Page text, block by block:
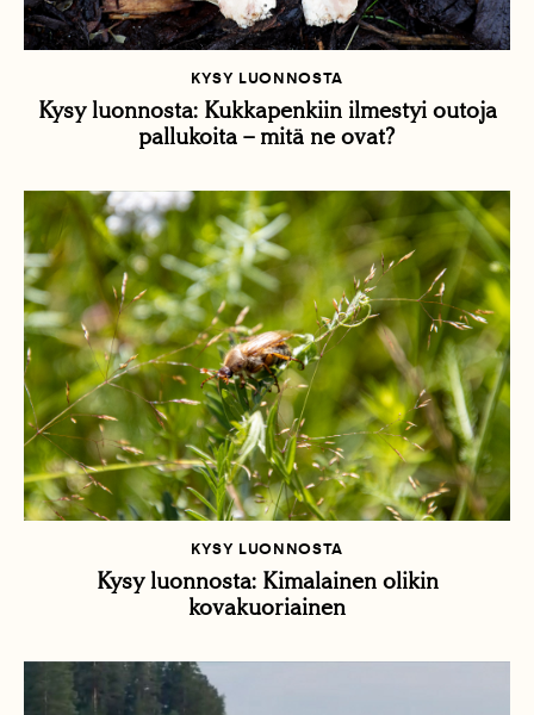
KYSY LUONNOSTA
Kysy luonnosta: Kukkapenkiin ilmestyi outoja
pallukoita – mitä ne ovat?
KYSY LUONNOSTA
Kysy luonnosta: Kimalainen olikin
kovakuoriainen